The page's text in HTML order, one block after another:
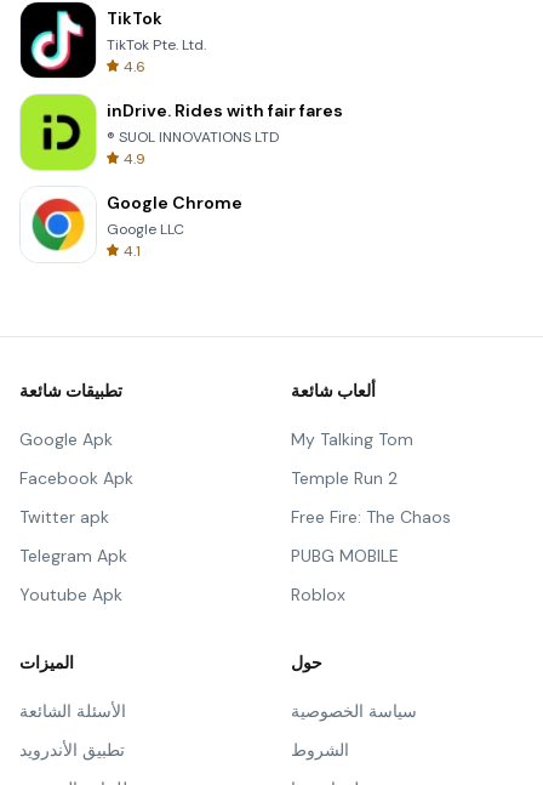
TikTok
TikTok Pte. Ltd.
4.6
inDrive. Rides with fair fares
® SUOL INNOVATIONS LTD
4.9
Google Chrome
Google LLC
4.1
تطبيقات شائعة
Google Apk
Facebook Apk
Twitter apk
Telegram Apk
Youtube Apk
ألعاب شائعة
My Talking Tom
Temple Run 2
Free Fire: The Chaos
PUBG MOBILE
Roblox
الميزات
الأسئلة الشائعة
تطبيق الأندرويد
حول
سياسة الخصوصية
الشروط